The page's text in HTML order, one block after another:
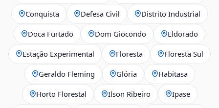
Conquista Defesa Civil Distrito Industrial
Doca Furtado Dom Giocondo Eldorado
Estação Experimental Floresta Floresta Sul
Geraldo Fleming Glória Habitasa
Horto Florestal Ilson Ribeiro Ipase